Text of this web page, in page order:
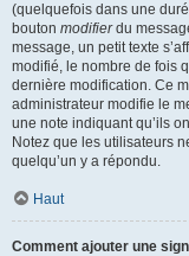
(quelquefois dans une
bouton modifierdu
message, un petit texte
modifié, le nombre de fois
dernière modification. Ce
administrateur modifie le
une note indiquant qu’ils
Notez que les utilisateurs
quelqu’un y a répondu.
Haut
Comment ajouter une